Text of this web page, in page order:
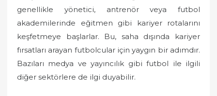
genellikle yönetici, antrenör veya futbol
akademilerinde eğitmen gibi kariyer rotalarını
keşfetmeye başlarlar. Bu, saha dışında kariyer
fırsatları arayan futbolcular için yaygın bir adımdır.
Bazıları medya ve yayıncılık gibi futbol ile ilgili
diğer sektörlere de ilgi duyabilir.